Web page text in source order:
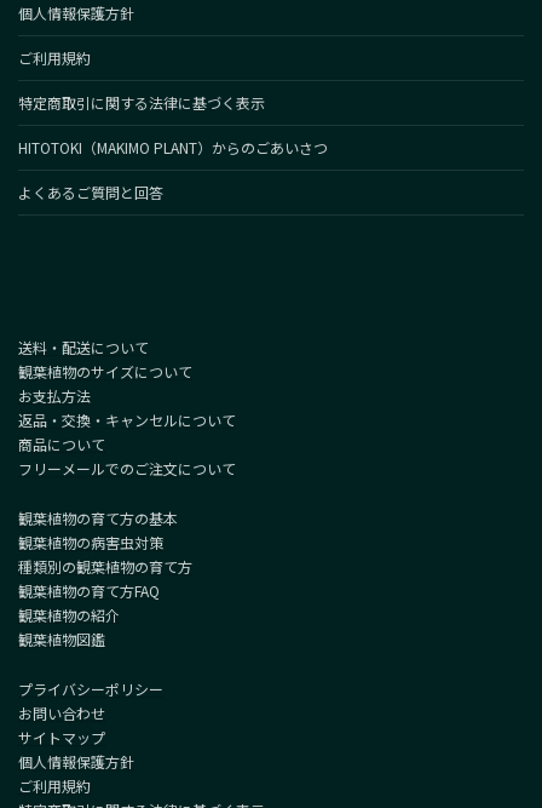
個人情報保護方針
ご利用規約
特定商取引に関する法律に基づく表示
HITOTOKI（MAKIMO PLANT）からのごあいさつ
よくあるご質問と回答
送料・配送について
観葉植物のサイズについて
お支払方法
返品・交換・キャンセルについて
商品について
フリーメールでのご注文について
観葉植物の育て方の基本
観葉植物の病害虫対策
種類別の観葉植物の育て方
観葉植物の育て方FAQ
観葉植物の紹介
観葉植物図鑑
プライバシーポリシー
お問い合わせ
サイトマップ
個人情報保護方針
ご利用規約